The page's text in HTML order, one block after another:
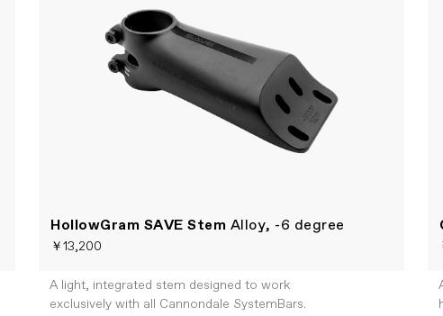
HollowGram SAVE Stem Alloy, -6 degree
￥13,200
A light, integrated stem designed to work
exclusively with all Cannondale SystemBars.